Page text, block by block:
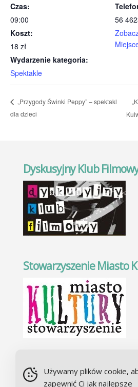
Czas:
09:00
Koszt:
18 zł
Wydarzenie kategoria:
Spektakle
56
„Przygody Świnki Peppy” – spektakl
dla dzieci
Dyskusyjny Klub
Stowarzyszenie Miasto
Chór Alla camera
Używamy plików cookie,
zapewnić Ci jak najlepsze